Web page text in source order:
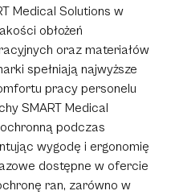
Medical Solutions w
obłożeń
oraz materiałów
spełniają najwyższe
pracy personelu
SMART Medical
podczas
wygodę i ergonomię
dostępne w ofercie
ran, zarówno w